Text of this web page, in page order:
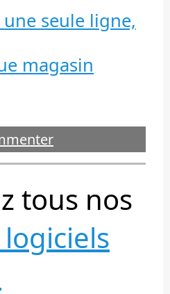
seule ligne,
magasin
tous nos